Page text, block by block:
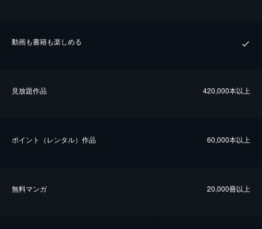
動画も書籍も楽しめる
⾒放題作品 420,000本以上
ポイント（レンタル）作品 60,000本以上
無料マンガ 20,000冊以上